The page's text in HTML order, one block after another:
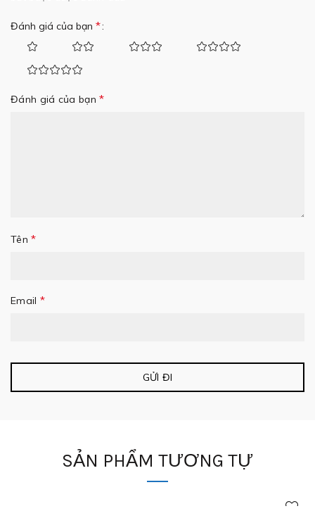
Đánh giá của bạn *
Đánh giá của bạn*
Tên*
Email *
SẢN PHẨM TƯƠNG TỰ